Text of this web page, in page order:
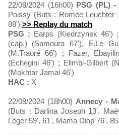
22/08/2024 (16h00) PSG (PL)
Poissy (Buts : Romée Leuchter
88') >> Replay du match
PSG : Earps (Kiedrzynek 46')
(cap.) (Samoura 67'), E.Le
(M.Traoré 66') ; Fazer,
(Echegini 46') ; Elimbi-Gilbert
(Mokhtar Jamai 46')
HAC : X
22/08/2024 (18h00)Annecy -
(Buts : Darlina Joseph 13',
Léger 59', 61', Mama Diop 76',